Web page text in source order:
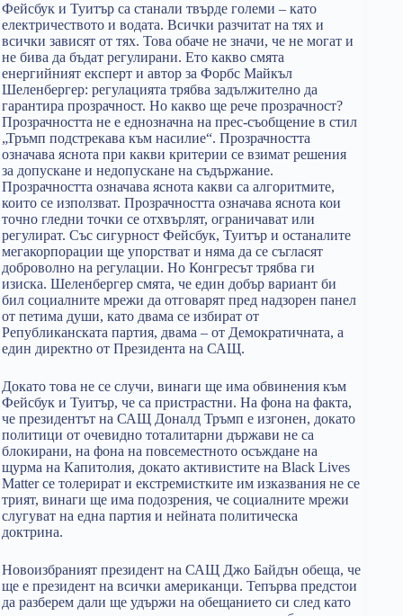
Фейсбук и Туитър са станали твърде големи – като
електричеството и водата. Всички разчитат на тях и
всички зависят от тях. Това обаче не значи, че не могат и
не бива да бъдат регулирани. Ето какво смята
енергийният експерт и автор за Форбс Майкъл
Шеленбергер: регулацията трябва задължително да
гарантира прозрачност. Но какво ще рече прозрачност?
Прозрачността не е еднозначна на прес-съобщение в стил
„Тръмп подстрекава към насилие“. Прозрачността
означава яснота при какви критерии се взимат решения
за допускане и недопускане на съдържание.
Прозрачността означава яснота какви са алгоритмите,
които се използват. Прозрачността означава яснота кои
точно гледни точки се отхвърлят, ограничават или
регулират. Със сигурност Фейсбук, Туитър и останалите
мегакорпорации ще упорстват и няма да се съгласят
доброволно на регулации. Но Конгресът трябва ги
изиска. Шеленбергер смята, че един добър вариант би
бил социалните мрежи да отговарят пред надзорен панел
от петима души, като двама се избират от
Републиканската партия, двама – от Демократичната, а
един директно от Президента на САЩ.
Докато това не се случи, винаги ще има обвинения към
Фейсбук и Туитър, че са пристрастни. На фона на факта,
че президентът на САЩ Доналд Тръмп е изгонен, докато
политици от очевидно тоталитарни държави не са
блокирани, на фона на повсеместното осъждане на
щурма на Капитолия, докато активистите на Black Lives
Matter се толерират и екстремистките им изказвания не се
трият, винаги ще има подозрения, че социалните мрежи
слугуват на една партия и нейната политическа
доктрина.
Новоизбраният президент на САЩ Джо Байдън обеща, че
ще е президент на всички американци. Тепърва предстои
да разберем дали ще удържи на обещанието си след като